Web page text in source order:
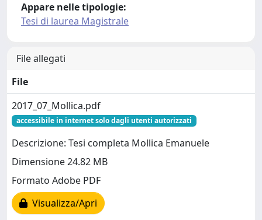
Appare nelle tipologie:
Tesi di laurea Magistrale
File allegati
File
2017_07_Mollica.pdf
accessibile in internet solo dagli utenti autorizzati
Descrizione: Tesi completa Mollica Emanuele
Dimensione 24.82 MB
Formato Adobe PDF
Visualizza/Apri